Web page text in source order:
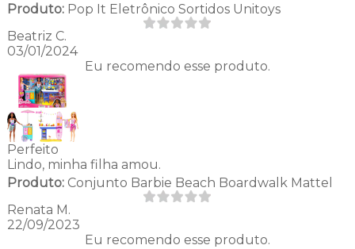
Produto:Pop It Eletrônico Sortidos Unitoys
Beatriz C.
03/01/2024
Eu recomendo esse produto.
Perfeito
Lindo, minha filha amou.
Produto:Conjunto Barbie Beach Boardwalk Mattel
Renata M.
22/09/2023
Eu recomendo esse produto.